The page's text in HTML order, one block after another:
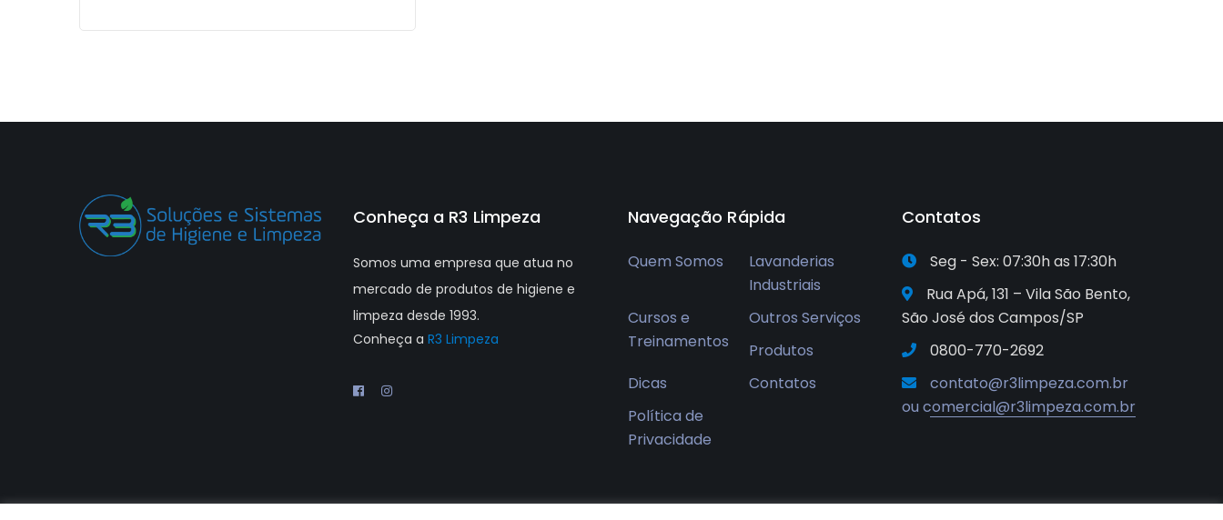
Conheça a R3 Limpeza
Somos uma empresa que atua no
mercado de produtos de higiene e
limpeza desde 1993.
Conheça aR3 Limpeza
Navegação Rápida
Quem Somos
Lavanderias
Industriais
Cursos e
Treinamentos
Outros Serviços
Produtos
Dicas
Contatos
Política de
Privacidade
Contatos
Seg - Sex: 07:30h as 17:30h
Rua Apá, 131 – Vila São Bento,
São José dos Campos/SP
0800-770-2692
contato@r3limpeza.com.br
ou comercial@r3limpeza.com.br